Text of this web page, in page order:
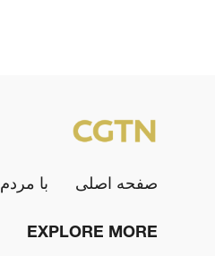
صفحه اصلی با مردم
EXPLORE MORE